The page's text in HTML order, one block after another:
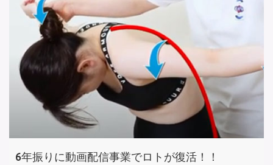
6年振りに動画配信事業でロトが復活！！